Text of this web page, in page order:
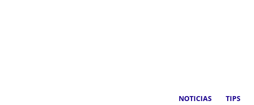
NOTICIAS TIPS